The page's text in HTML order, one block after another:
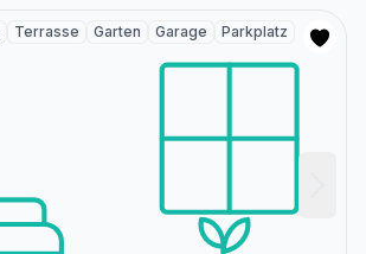
Terrasse Garten Garage
Parkplatz